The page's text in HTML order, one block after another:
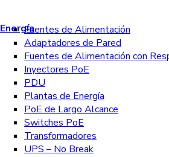
EnergíaFuentes de Alimentación
Adaptadores de Pared
Fuentes de Alimentación con
Inyectores PoE
PDU
Plantas de Energía
PoE de Largo Alcance
Switches PoE
Transformadores
UPS – No Break